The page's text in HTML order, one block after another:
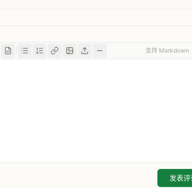
支持 Markdown
发表评